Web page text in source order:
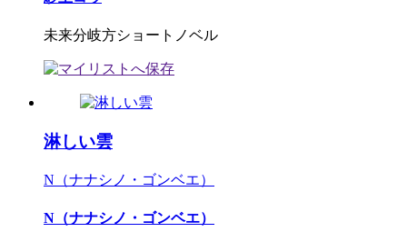
未来分岐方ショートノベル
淋しい雲
N（ナナシノ・ゴンベエ）
N（ナナシノ・ゴンベエ）